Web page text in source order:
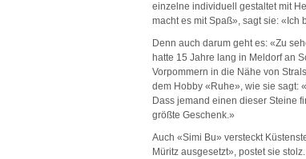
einzelne individuell gestaltet mit
macht es mit Spaß», sagt sie:
Denn auch darum geht es: «Zu
hatte 15 Jahre lang in Meldorf an
Vorpommern in die Nähe von
dem Hobby «Ruhe», wie sie sagt:
Dass jemand einen dieser Steine
größte Geschenk.»
Auch «Simi Bu» versteckt
Müritz ausgesetzt», postet sie